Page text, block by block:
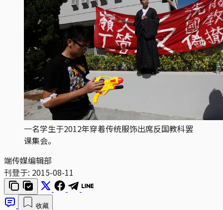
一名学生于2012年穿着传统服饰出席反国教科罢
课集会。
端传媒编辑部
刊登于: 2015-08-11
收藏